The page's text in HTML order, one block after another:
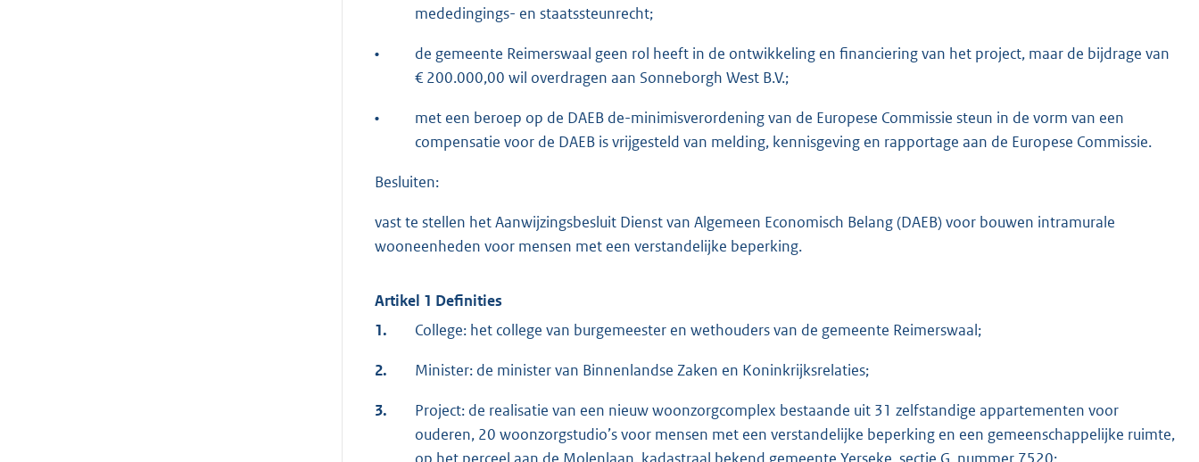
mededingings- en staatssteunrecht;
•
de gemeente Reimerswaal geen rol heeft in de ontwikkeling en financiering van het project, maar de bijdrage van
€ 200.000,00 wil overdragen aan Sonneborgh West B.V.;
•
met een beroep op de DAEB de-minimisverordening van de Europese Commissie steun in de vorm van een
compensatie voor de DAEB is vrijgesteld van melding, kennisgeving en rapportage aan de Europese Commissie.
Besluiten:
vast te stellen het Aanwijzingsbesluit Dienst van Algemeen Economisch Belang (DAEB) voor bouwen intramurale
wooneenheden voor mensen met een verstandelijke beperking.
Artikel 1 Definities
1.
College: het college van burgemeester en wethouders van de gemeente Reimerswaal;
2. Minister: de minister van Binnenlandse Zaken en Koninkrijksrelaties;
3.
Project: de realisatie van een nieuw woonzorgcomplex bestaande uit 31 zelfstandige appartementen voor
ouderen, 20 woonzorgstudio’s voor mensen met een verstandelijke beperking en een gemeenschappelijke ruimte,